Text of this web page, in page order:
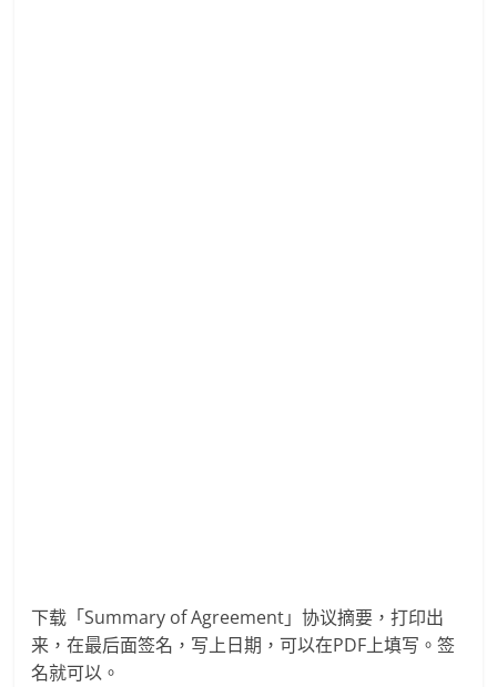
下载「Summary of Agreement」协议摘要，打印出
来，在最后面签名，写上日期，可以在PDF上填写。签
名就可以。